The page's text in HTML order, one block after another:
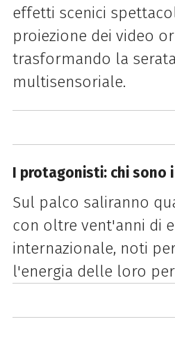
effetti scenici
proiezione dei video
trasformando la
multisensoriale.
I protagonisti: chi sono
Sul palco saliranno
con oltre vent'anni di
internazionale, noti
l'energia delle loro